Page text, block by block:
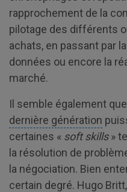
rapprochement de la
pilotage des différents
achats, en passant par
données ou encore la
marché.
Il semble également
dernière génération
certaines « soft skills»
la résolution de
la négociation. Bien
certain degré. Hugo